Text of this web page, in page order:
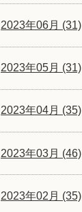
2023年06月 (31)
2023年05月 (31)
2023年04月 (35)
2023年03月 (46)
2023年02月 (35)